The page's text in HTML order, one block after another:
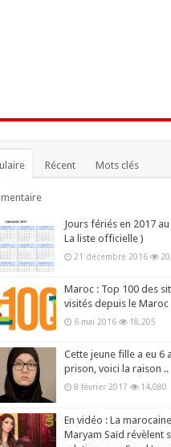
Récent Mots clés
Jours fériés en 2017
La liste officielle )
21 décembre 2016
Maroc : Top 100 des
visités depuis le Maroc
6 mai 2016 18,205
Cette jeune fille a eu 6
prison, voici la raison ..
8 février 2017 14,080
En vidéo : La marocaine
Maryam Saïd révèlent